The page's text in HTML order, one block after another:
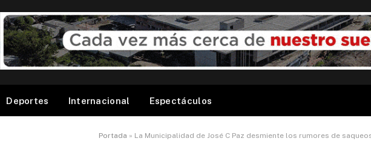
Deportes Internacional Espectáculos
Portada » La Municipalidad de José C Paz desmiente los rumores de